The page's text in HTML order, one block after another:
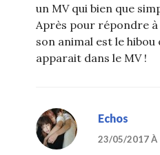
un MV qui bien que
Après pour répondre
son animal est le hibou
apparait dans le MV !
Echos
23/05/2017 À